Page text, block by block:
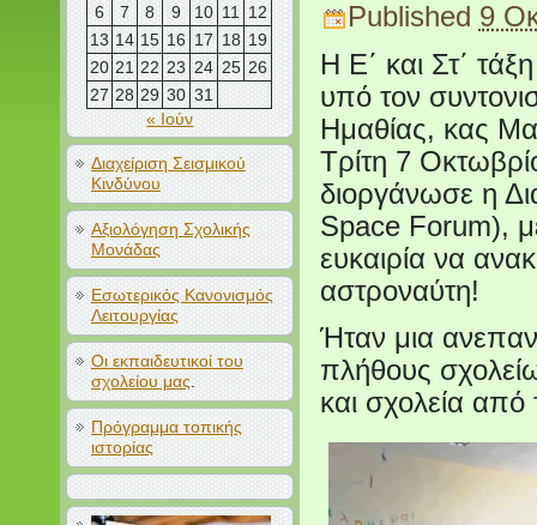
6
7 8 9 10 11
12
13 14 15 16 17 18 19
20 21 22 23 24 25 26
27 28 29 30 31
« Ιούν
Διαχείριση Σεισμικού
Κινδύνου
Αξιολόγηση Σχολικής
Μονάδας
Εσωτερικός Κανονισμός
Λειτουργίας
Οι εκπαιδευτικοί του
σχολείου μας
Πρόγραμμα τοπικής
ιστορίας
Published 9
Η Ε΄ και Στ΄
υπό τον
Ημαθίας, κας
Τρίτη 7
διοργάνωσε η
Space Forum),
ευκαιρία να
αστροναύτη!
Ήταν μια
πλήθους
και σχολεία από